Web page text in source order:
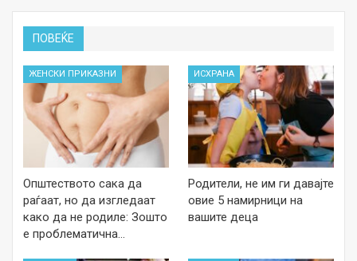
ПОВЕЌЕ
ЖЕНСКИ ПРИКАЗНИ
Општеството сака да
раѓаат, но да изгледаат
како да не родиле: Зошто
е проблематична…
ИСХРАНА
Родители, не им ги давајте
овие 5 намирници на
вашите деца